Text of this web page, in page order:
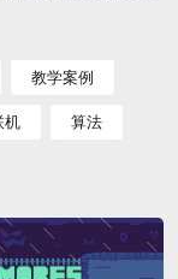
教学案例
机 算法